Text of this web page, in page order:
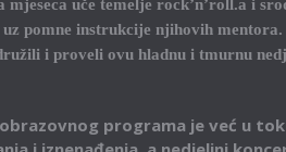
uče temelje rock’n’roll.a i
pomne instrukcije njihovih mentora.
i proveli ovu hladnu i tmurnu
programa je već u